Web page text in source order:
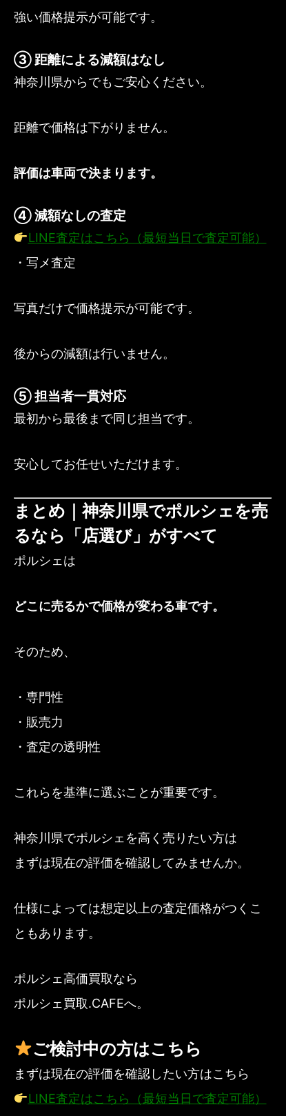
強い価格提示が可能です。
③ 距離による減額はなし
神奈川県からでもご安心ください。
距離で価格は下がりません。
評価は車両で決まります。
④ 減額なしの査定
LINE査定はこちら（最短当日で査定可能）
・写メ査定
写真だけで価格提示が可能です。
後からの減額は行いません。
⑤ 担当者一貫対応
最初から最後まで同じ担当です。
安心してお任せいただけます。
まとめ｜神奈川県でポルシェを売
るなら「店選び」がすべて
ポルシェは
どこに売るかで価格が変わる車です。
そのため、
・専門性
・販売力
・査定の透明性
これらを基準に選ぶことが重要です。
神奈川県でポルシェを高く売りたい方は
まずは現在の評価を確認してみませんか。
仕様によっては想定以上の査定価格がつくこ
ともあります。
ポルシェ高価買取なら
ポルシェ買取.CAFEへ。
ご検討中の方はこちら
まずは現在の評価を確認したい方はこちら
LINE査定はこちら（最短当日で査定可能）